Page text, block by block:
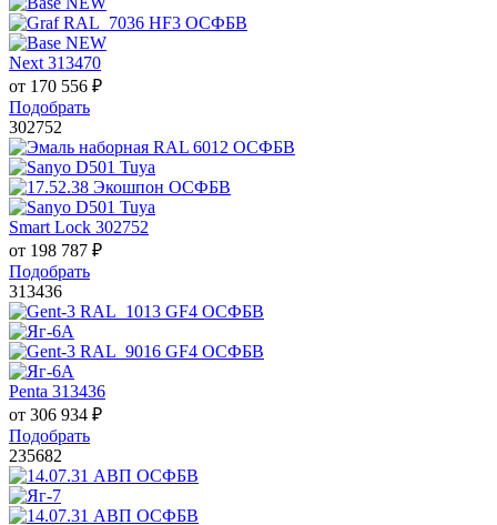
Next 313470
от 170 556 ₽
Подобрать
302752
Smart Lock 302752
от 198 787 ₽
Подобрать
313436
Penta 313436
от 306 934 ₽
Подобрать
235682